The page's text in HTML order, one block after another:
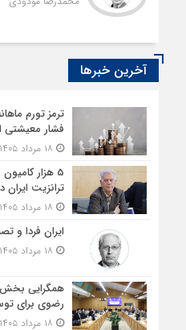
آخرین خبرها
ترمز تورم
فشار معیشتی
5 هزار
ترانزیت
ایران فردا و
همگرایی
رضوی برای